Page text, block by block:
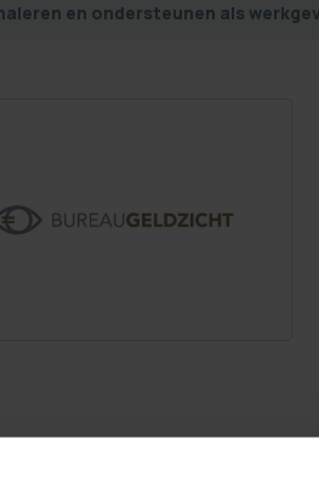
en ondersteunen als